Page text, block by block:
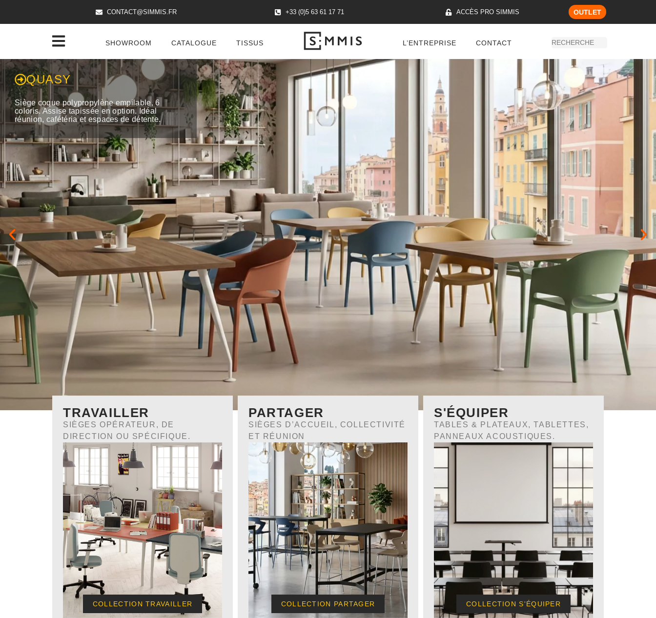
CONTACT@SIMMIS.FR +33 (0)5 63 61 17 71 ACCÈS PRO SIMMIS OUTLET
SHOWROOM CATALOGUE TISSUS L’ENTREPRISE CONTACT
QUASY
Siège coque polypropylène empilable, 6
coloris. Assise tapissée en option. Idéal
réunion, cafétéria et espaces de détente.
TRAVAILLER
SIÈGES OPÉRATEUR, DE
DIRECTION OU SPÉCIFIQUE.
COLLECTION TRAVAILLER
PARTAGER
SIÈGES D’ACCUEIL, COLLECTIVITÉ
ET RÉUNION
COLLECTION PARTAGER
S'ÉQUIPER
TABLES & PLATEAUX, TABLETTES,
PANNEAUX ACOUSTIQUES.
COLLECTION S'ÉQUIPER